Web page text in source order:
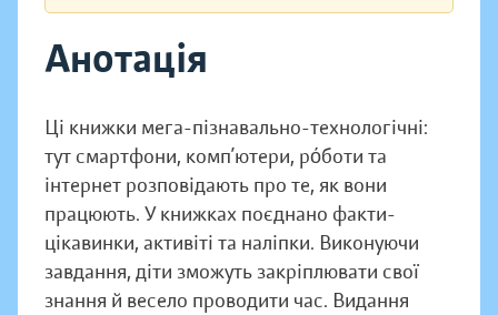
Анотація
Ці книжки мега-пізнавально-технологічні:
тут смартфони, комп’ютери, рόботи та
інтернет розповідають про те, як вони
працюють. У книжках поєднано факти-
цікавинки, активіті та наліпки. Виконуючи
завдання, діти зможуть закріплювати свої
знання й весело проводити час. Видання